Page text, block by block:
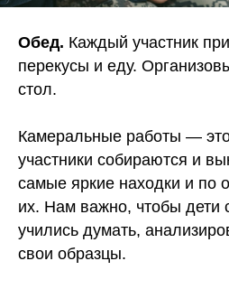
Обед. Каждый участник
перекусы и еду.
стол.
Камеральные работы —
участники собираются и
самые яркие находки и по
их. Нам важно, чтобы дети
учились думать,
свои образцы.